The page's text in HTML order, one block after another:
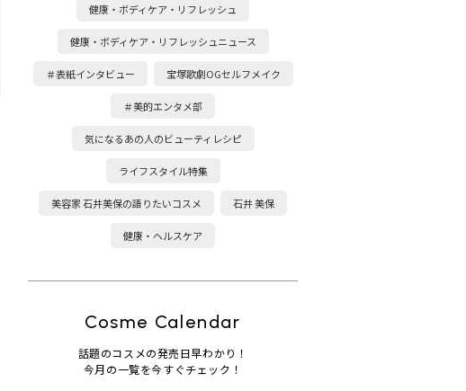
健康・ボディケア・リフレッシュ
健康・ボディケア・リフレッシュニュース
＃表紙インタビュー 宝塚歌劇OGセルフメイク
＃美的エンタメ部
気になるあの人のビューティレシピ
ライフスタイル特集
美容家 石井美保の語りたいコスメ 石井 美保
健康・ヘルスケア
Cosme Calendar
話題のコスメの発売日早わかり！
今月の一覧を今すぐチェック！